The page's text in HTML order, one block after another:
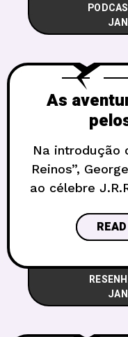
da história
hoje
As
Na introdução
Reinos”,
ao célebre
narrativa”. No
e Fogo, a
verdadeira.